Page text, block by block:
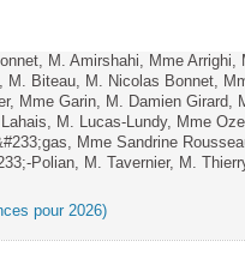
M. Amirshahi, Mme
M. Biteau, M. Nicolas Bonnet,
Mme Garin, M. Damien Girard,
M. Lucas-Lundy, Mme
Mme Sandrine
Polian, M. Tavernier, M.
pour 2026)